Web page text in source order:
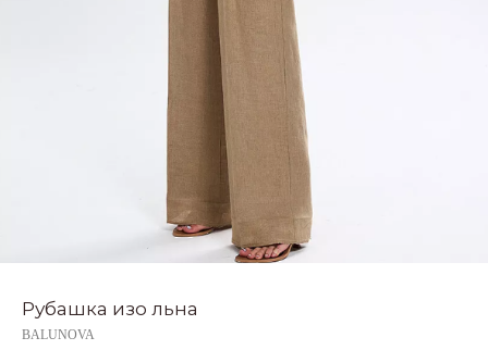
Рубашка изо льна
BALUNOVA